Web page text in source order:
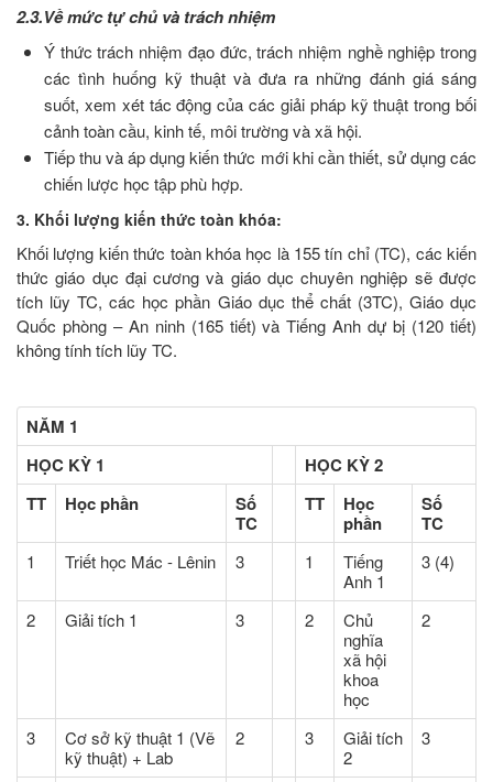
2.3.Về mức tự chủ và trách nhiệm
Ý thức trách nhiệm đạo đức, trách nhiệm nghề nghiệp trong
các tình huống kỹ thuật và đưa ra những đánh giá sáng
suốt, xem xét tác động của các giải pháp kỹ thuật trong bối
cảnh toàn cầu, kinh tế, môi trường và xã hội.
Tiếp thu và áp dụng kiến thức mới khi cần thiết, sử dụng các
chiến lược học tập phù hợp.
3. Khối lượng kiến thức toàn khóa:
Khối lượng kiến thức toàn khóa học là 155 tín chỉ (TC), các kiến
thức giáo dục đại cương và giáo dục chuyên nghiệp sẽ được
tích lũy TC, các học phần Giáo dục thể chất (3TC), Giáo dục
Quốc phòng – An ninh (165 tiết) và Tiếng Anh dự bị (120 tiết)
không tính tích lũy TC.
NĂM 1
HỌC KỲ 1
HỌC KỲ 2
TT
Học phần
Số
TC
TT
Học
phần
Số
TC
1 Triết học Mác - Lênin 3 1
Tiếng
Anh 1
3 (4)
2 Giải tích 1 3 2
Chủ
nghĩa
xã hội
khoa
học
2
3
Cơ sở kỹ thuật 1 (Vẽ
kỹ thuật) + Lab
2 3
Giải tích
2
3